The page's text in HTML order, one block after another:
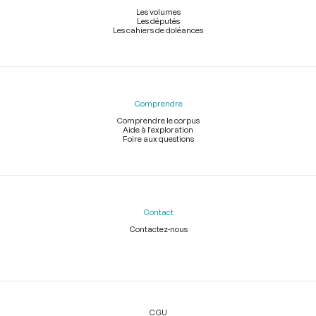
Les volumes
Les députés
Les cahiers de doléances
Comprendre
Comprendre le corpus
Aide à l'exploration
Foire aux questions
Contact
Contactez-nous
Légal
CGU